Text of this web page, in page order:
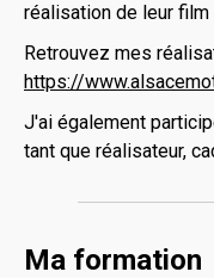
réalisation de leur film
Retrouvez mes
https://
J'ai également
tant que réalisateur,
Ma formation